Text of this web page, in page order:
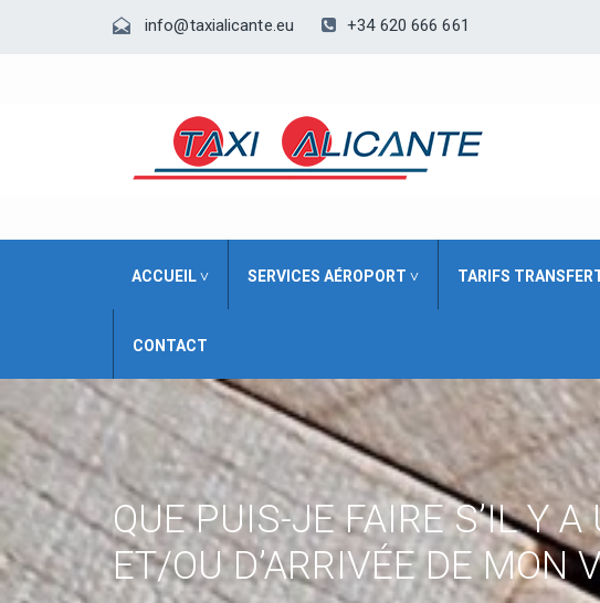
info@taxialicante.eu +34 620 666 661
ACCUEIL ˅ SERVICES AÉROPORT ˅ TARIFS
CONTACT
QUE PUIS-JE FAIRE S’IL Y
ET/OU D’ARRIVÉE DE MON